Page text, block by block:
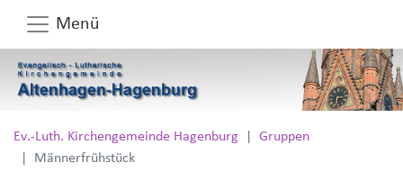
Menü
Ev.-Luth. Kirchengemeinde Hagenburg
Gruppen
Männerfrühstück